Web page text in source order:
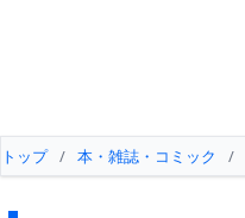
トップ / 本・雑誌・コミック /